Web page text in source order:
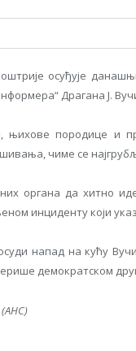
осуђује
Драгана Ј.
њихове породице и
чиме се
органа да хитно
инциденту који
напад на кућу
демократском
(АНС)